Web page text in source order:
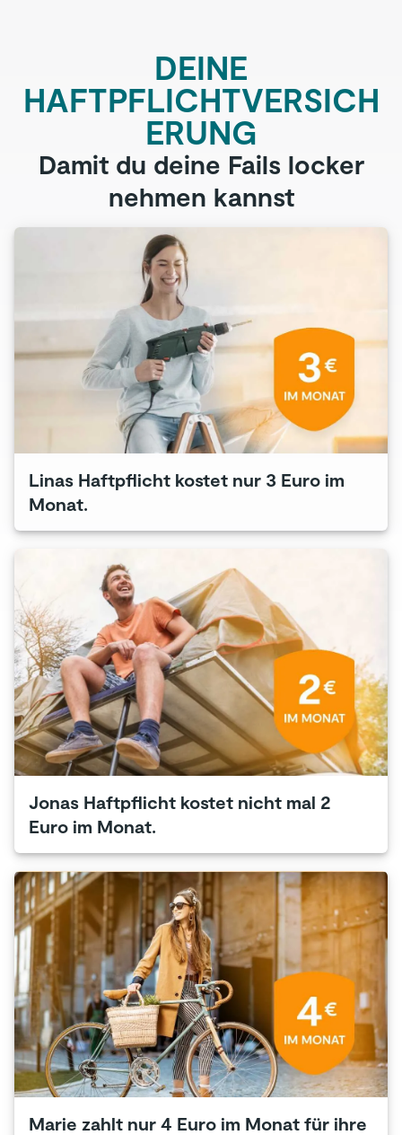
DEINE
HAFTPFLICHTVERSICH
ERUNG
Damit du deine Fails locker
nehmen kannst
Linas Haftpflicht kostet nur 3 Euro im
Monat.
Jonas Haftpflicht kostet nicht mal 2
Euro im Monat.
Marie zahlt nur 4 Euro im Monat für ihre